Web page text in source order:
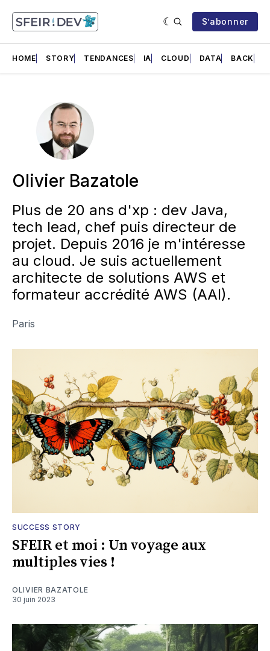
S’abonner
HOME STORY TENDANCES IA CLOUD DATA BACK
Olivier Bazatole
Plus de 20 ans d'xp : dev Java,
tech lead, chef puis directeur de
projet. Depuis 2016 je m'intéresse
au cloud. Je suis actuellement
architecte de solutions AWS et
formateur accrédité AWS (AAI).
Paris
SUCCESS STORY
SFEIR et moi : Un voyage aux
multiples vies !
OLIVIER BAZATOLE
30 juin 2023